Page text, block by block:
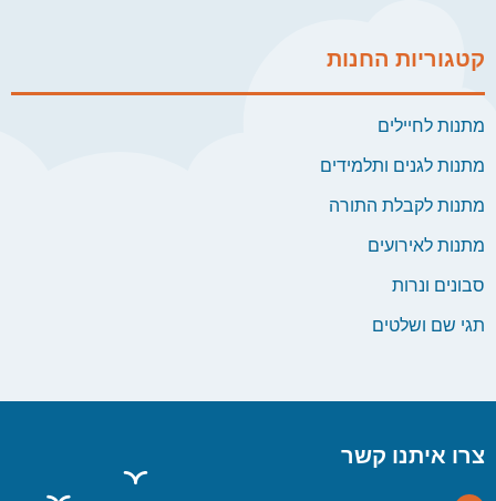
קטגוריות החנות
מתנות לחיילים
מתנות לגנים ותלמידים
מתנות לקבלת התורה
מתנות לאירועים
סבונים ונרות
תגי שם ושלטים
צרו איתנו קשר